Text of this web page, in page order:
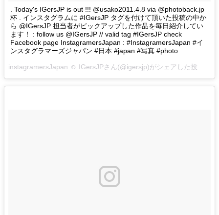
. Today's IGersJP is out !!! @usako2011.4.8 via @photoback.jp
杯 . インスタグラムに #IGersJP タグを付けて頂いた投稿の中か
ら @IGersJP 担当者がピックアップした作品を毎日紹介してい
ます！ : follow us @IGersJP // valid tag #IGersJP check
Facebook page InstagramersJapan : #InstagramersJapan #イ
ンスタグラマーズジャパン #日本 #japan #写真 #photo